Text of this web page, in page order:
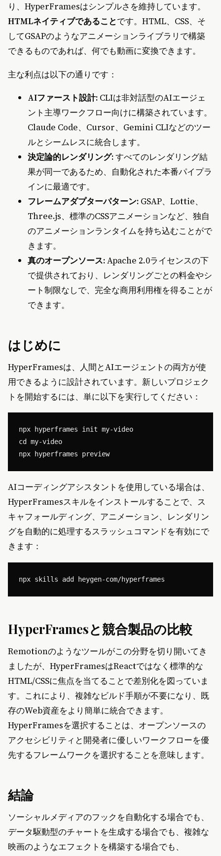
り、HyperFramesはシンプルさを維持しています。
HTMLネイティブであることです。HTML、CSS、そ
してGSAPのようなアニメーションライブラリで構築
できるものであれば、何でも動画に変換できます。
主な利点は以下の通りです：
AIファースト設計: CLIは非対話型のAIエージェ
ント主導ワークフロー向けに構築されています。
Claude Code、Cursor、Gemini CLIなどのツー
ルとシームレスに統合します。
決定論的レンダリング:すべてのレンダリング結
果が同一であるため、自動化された本番パイプラ
インに最適です。
フレームアダプターパターン: GSAP、Lottie、
Three.js、標準のCSSアニメーションなど、独自
のアニメーションランタイムを持ち込むことがで
きます。
真のオープンソース:Apache 2.0ライセンスの下
で提供されており、レンダリングごとの料金やシ
ート制限なしで、完全な商用利用権を得ることが
できます。
はじめに
HyperFramesは、人間とAIエージェントの両方が使
用できるように設計されています。新しいプロジェク
トを開始するには、単に以下を実行してください：
npx hyperframes init my-video
cd my-video
AIコーディングアシスタントを使用している場合は、
HyperFramesスキルをインストールすることで、ス
キャフォールディング、アニメーション、レンダリン
グを自動的に処理するスラッシュコマンドを有効にで
きます：
HyperFramesと競合製品の比較
Remotionのようなツールがこの分野を切り開いてき
ましたが、HyperFramesはReactではなく標準的な
HTML/CSSに焦点を当てることで差別化を図っていま
す。これにより、複雑なビルド手順が不要になり、既
存のWeb資産をより簡単に統合できます。
HyperFramesを選択することは、オープンソースの
アクセシビリティと開発者に優しいワークフローを優
先するフレームワークを選択することを意味します。
結論
ソーシャルメディアのフックを自動化する場合でも、
データ駆動型のチャートを生成する場合でも、複雑な
映画のようなエフェクトを構築する場合でも、